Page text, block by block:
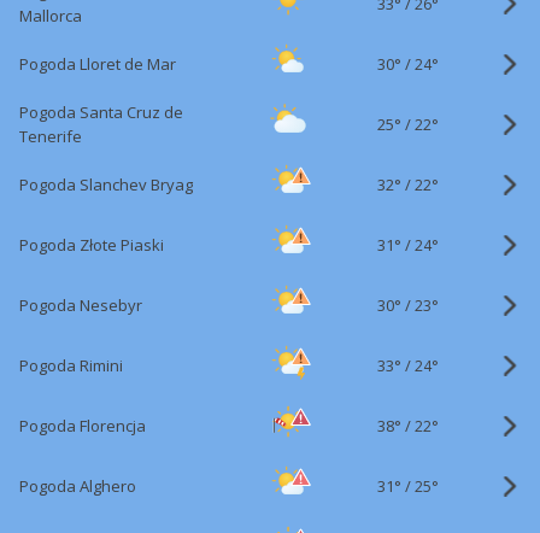
Mallorca
Pogoda Lloret de Mar 30° /24°
Pogoda Santa Cruz de
Tenerife
25° /22°
Pogoda Slanchev Bryag 32° /22°
Pogoda Złote Piaski 31° /24°
Pogoda Nesebyr 30° /23°
Pogoda Rimini 33° /24°
Pogoda Florencja 38° /22°
Pogoda Alghero 31° /25°